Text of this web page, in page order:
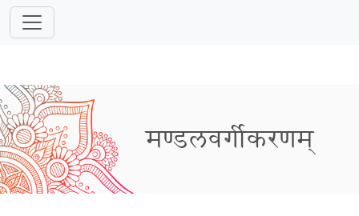
मण्डलवर्गीकरणम्